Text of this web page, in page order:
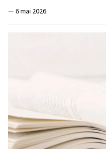
— 6 mai 2026